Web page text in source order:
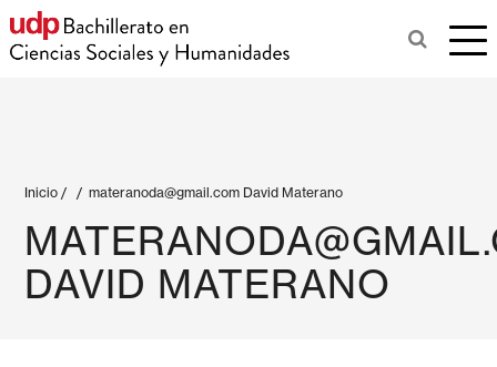
Inicio / / materanoda@gmail.com David Materano
DAVID MATERANO